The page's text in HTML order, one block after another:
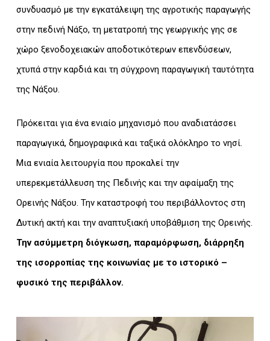
συνδυασμό με την εγκατάλειψη της αγροτικής παραγωγής
στην πεδινή Νάξο, τη μετατροπή της γεωργικής γης σε
χώρο ξενοδοχειακών αποδοτικότερων επενδύσεων,
χτυπά στην καρδιά και τη σύγχρονη παραγωγική ταυτότητα
της Νάξου.
Πρόκειται για ένα ενιαίο μηχανισμό που αναδιατάσσει
παραγωγικά, δημογραφικά και ταξικά ολόκληρο το νησί.
Μια ενιαία λειτουργία που προκαλεί την
υπερεκμετάλλευση της Πεδινής και την αφαίμαξη της
Ορεινής Νάξου. Την καταστροφή του περιβάλλοντος στη
Δυτική ακτή και την αναπτυξιακή υποβάθμιση της Ορεινής.
Την ασύμμετρη διόγκωση, παραμόρφωση, διάρρηξη
της ισορροπίας της κοινωνίας με το ιστορικό –
φυσικό της περιβάλλον.